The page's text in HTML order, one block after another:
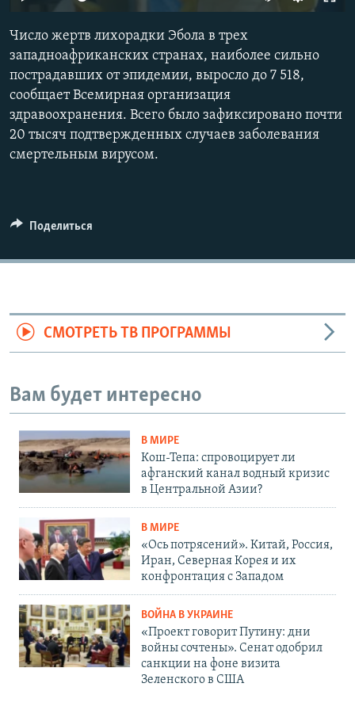
Число жертв лихорадки Эбола в трех
западноафриканских странах, наиболее сильно
пострадавших от эпидемии, выросло до 7 518,
сообщает Всемирная организация
здравоохранения. Всего было зафиксировано почти
20 тысяч подтвержденных случаев заболевания
смертельным вирусом.
Поделиться
СМОТРЕТЬ ТВ ПРОГРАММЫ
Вам будет интересно
В МИРЕ
Кош-Тепа: спровоцирует ли
афганский канал водный кризис
в Центральной Азии?
В МИРЕ
«Ось потрясений». Китай, Россия,
Иран, Северная Корея и их
конфронтация с Западом
ВОЙНА В УКРАИНЕ
«Проект говорит Путину: дни
войны сочтены». Сенат одобрил
санкции на фоне визита
Зеленского в США